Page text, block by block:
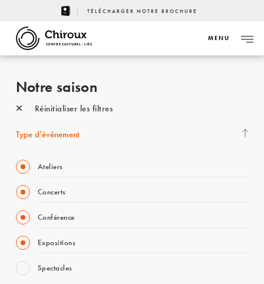
TÉLÉCHARGER NOTRE BROCHURE
CENTRE CULTUREL - LIÈGE
MENU
Notre saison
Réinitialiser les filtres
Type d’événement
Ateliers
Concerts
Conférence
Expositions
Spectacles